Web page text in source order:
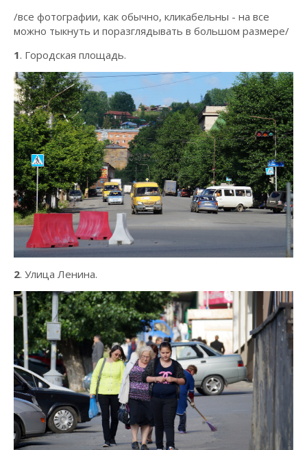
/все фотографии, как обычно, кликабельны - на все
можно тыкнуть и поразглядывать в большом размере/
1. Городская площадь.
2. Улица Ленина.